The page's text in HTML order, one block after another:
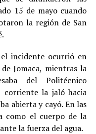
15 de mayo cuando
la región de San
el incidente ocurrió en
Jomaca, mientras la
del Politécnico
corriente la jaló hacia
abierta y cayó. En las
como el cuerpo de la
la fuerza del agua.